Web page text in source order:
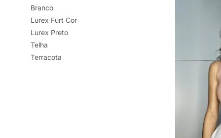
Branco
Lurex Furt Cor
Lurex Preto
Telha
Terracota